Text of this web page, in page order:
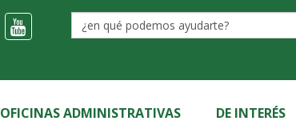
OFICINAS ADMINISTRATIVAS DE INTERÉS